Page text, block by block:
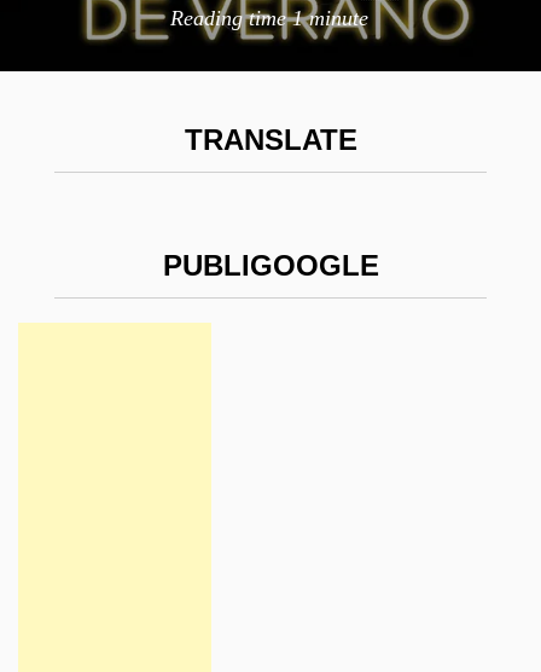
Reading time1 minute
TRANSLATE
PUBLIGOOGLE